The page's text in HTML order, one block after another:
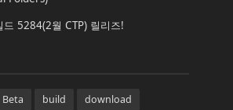
드 5284(2월 CTP) 릴리즈!
Beta build
download